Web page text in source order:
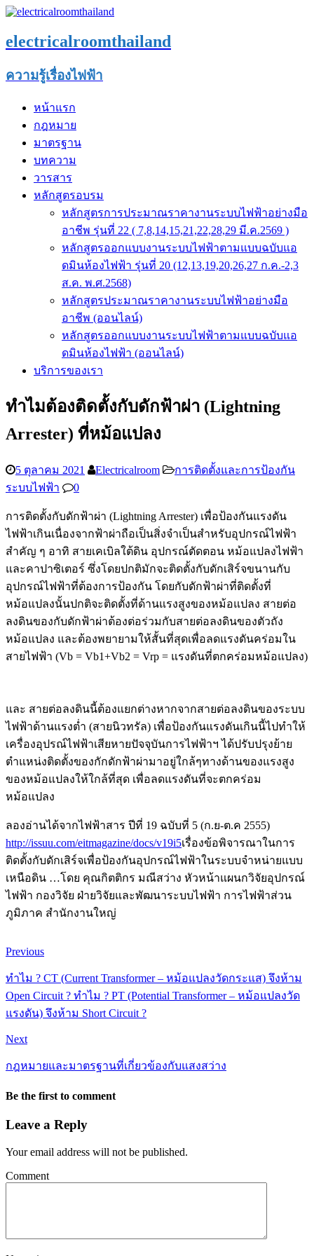
electricalroomthailand
ความรู้เรื่องไฟฟ้า
หน้าแรก
กฎหมาย
มาตรฐาน
บทความ
วารสาร
หลักสูตรอบรม
หลักสูตรการประมาณราคางานระบบไฟฟ้าอย่างมือ
อาชีพ รุ่นที่ 22 ( 7,8,14,15,21,22,28,29 มี.ค.2569 )
หลักสูตรออกแบบงานระบบไฟฟ้าตามแบบฉบับแอ
ดมินห้องไฟฟ้า รุ่นที่ 20 (12,13,19,20,26,27 ก.ค.-2,3
ส.ค. พ.ศ.2568)
หลักสูตรประมาณราคางานระบบไฟฟ้าอย่างมือ
อาชีพ (ออนไลน์)
หลักสูตรออกแบบงานระบบไฟฟ้าตามแบบฉบับแอ
ดมินห้องไฟฟ้า (ออนไลน์)
บริการของเรา
ทำไมต้องติดตั้งกับดักฟ้าผ่า (Lightning
Arrester) ที่หม้อแปลง
5 ตุลาคม 2021 Electricalroom
การติดตั้งและการป้องกัน
ระบบไฟฟ้า
0
การติดตั้งกับดักฟ้าผ่า (Lightning Arrester) เพื่อป้องกันแรงดัน
ไฟฟ้าเกินเนื่องจากฟ้าผ่าถือเป็นสิ่งจำเป็นสำหรับอุปกรณ์ไฟฟ้า
สำคัญ ๆ อาทิ สายเคเบิลใต้ดิน อุปกรณ์ตัดตอน หม้อแปลงไฟฟ้า
และคาปาซิเตอร์ ซึ่งโดยปกติมักจะติดตั้งกับดักเสิร์จขนานกับ
อุปกรณ์ไฟฟ้าที่ต้องการป้องกัน โดยกับดักฟ้าผ่าที่ติดตั้งที่
หม้อแปลงนั้นปกติจะติดตั้งที่ด้านแรงสูงของหม้อแปลง สายต่อ
ลงดินของกับดักฟ้าผ่าต้องต่อร่วมกับสายต่อลงดินของตัวถัง
หม้อแปลง และต้องพยายามให้สั้นที่สุดเพื่อลดแรงดันคร่อมใน
สายไฟฟ้า (Vb = Vb1+Vb2 = Vrp = แรงดันที่ตกคร่อมหม้อแปลง)
และ สายต่อลงดินนี้ต้องแยกต่างหากจากสายต่อลงดินของระบบ
ไฟฟ้าด้านแรงต่ำ (สายนิวทรัล) เพื่อป้องกันแรงดันเกินนี้ไปทำให้
เครื่องอุปรณ์ไฟฟ้าเสียหายปัจจุบันการไฟฟ้าฯ ได้ปรับปรุงย้าย
ตำแหน่งติดตั้งของกักดักฟ้าผ่ามาอยู่ใกล้ๆทางด้านของแรงสูง
ของหม้อแปลงให้ใกล้ที่สุด เพื่อลดแรงดันที่จะตกคร่อม
หม้อแปลง
ลองอ่านได้จากไฟฟ้าสาร ปีที่ 19 ฉบับที่ 5 (ก.ย-ต.ค 2555)
http://issuu.com/eitmagazine/docs/v19i5เรื่องข้อพิจารณาในการ
ติดตั้งกับดักเสิร์จเพื่อป้องกันอุปกรณ์ไฟฟ้าในระบบจำหน่ายแบบ
เหนือดิน …โดย คุณกิตติกร มณีสว่าง หัวหน้าแผนกวิจัยอุปกรณ์
ไฟฟ้า กองวิจัย ฝ่ายวิจัยและพัฒนาระบบไฟฟ้า การไฟฟ้าส่วน
ภูมิภาค สำนักงานใหญ่
Previous
ทำไม ? CT (Current Transformer – หม้อแปลงวัดกระแส) จึงห้าม
Open Circuit ? ทำไม ? PT (Potential Transformer – หม้อแปลงวัด
แรงดัน) จึงห้าม Short Circuit ?
Next
กฎหมายและมาตรฐานที่เกี่ยวข้องกับแสงสว่าง
Be the first to comment
Leave a Reply
Your email address will not be published.
Comment